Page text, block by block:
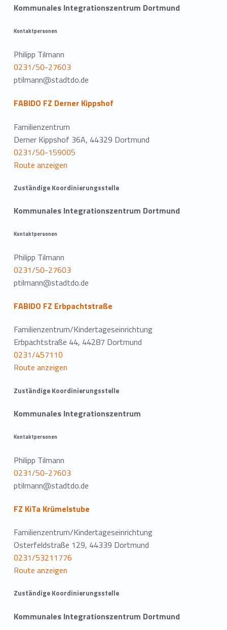
Kommunales Integrationszentrum Dortmund
Kontaktpersonen
Philipp Tilmann
0231/50-27603
ptilmann@stadtdo.de
FABIDO FZ Derner Kippshof
Familienzentrum
Derner Kippshof 36A, 44329 Dortmund
0231/50-159005
Route anzeigen
Zuständige Koordinierungsstelle
Kommunales Integrationszentrum Dortmund
Kontaktpersonen
Philipp Tilmann
0231/50-27603
ptilmann@stadtdo.de
FABIDO FZ Erbpachtstraße
Familienzentrum/Kindertageseinrichtung
Erbpachtstraße 44, 44287 Dortmund
0231/457110
Route anzeigen
Zuständige Koordinierungsstelle
Kommunales Integrationszentrum
Kontaktpersonen
Philipp Tilmann
0231/50-27603
ptilmann@stadtdo.de
FZ KiTa Krümelstube
Familienzentrum/Kindertageseinrichtung
Osterfeldstraße 129, 44339 Dortmund
0231/53211776
Route anzeigen
Zuständige Koordinierungsstelle
Kommunales Integrationszentrum Dortmund